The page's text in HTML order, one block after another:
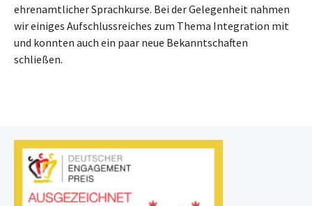
ehrenamtlicher Sprachkurse. Bei der Gelegenheit nahmen
wir einiges Aufschlussreiches zum Thema Integration mit
und konnten auch ein paar neue Bekanntschaften
schließen.